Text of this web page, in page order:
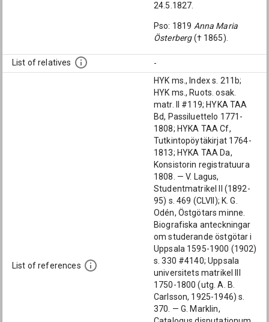
24.5.1827.
Pso: 1819 Anna Maria
Österberg(† 1865).
List of relatives -
List of references
HYK ms., Index s. 211b;
HYK ms., Ruots. osak.
matr. II #119; HYKA TAA
Bd, Passiluettelo 1771-
1808; HYKA TAA Cf,
Tutkintopöytäkirjat 1764-
1813; HYKA TAA Da,
Konsistorin registratuura
1808. — V. Lagus,
Studentmatrikel II (1892-
95) s. 469 (CLVII); K. G.
Odén, Östgötars minne.
Biografiska anteckningar
om studerande östgötar i
Uppsala 1595-1900 (1902)
s. 330 #4140; Uppsala
universitets matrikel III
1750-1800 (utg. A. B.
Carlsson, 1925-1946) s.
370. — G. Marklin,